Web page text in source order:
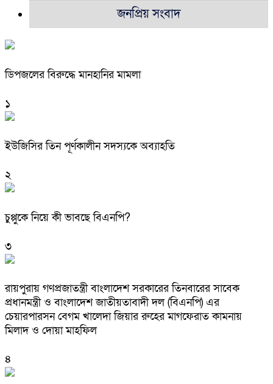
জনপ্রিয় সংবাদ
ডিপজলের বিরুদ্ধে মানহানির মামলা
১
ইউজিসির তিন পূর্ণকালীন সদস্যকে অব্যাহতি
২
চুপ্পুকে নিয়ে কী ভাবছে বিএনপি?
৩
রায়পুরায় গণপ্রজাতন্ত্রী বাংলাদেশ সরকারের তিনবারের সাবেক
প্রধানমন্ত্রী ও বাংলাদেশ জাতীয়তাবাদী দল (বিএনপি) এর
চেয়ারপারসন বেগম খালেদা জিয়ার রুহের মাগফেরাত কামনায়
মিলাদ ও দোয়া মাহফিল
৪